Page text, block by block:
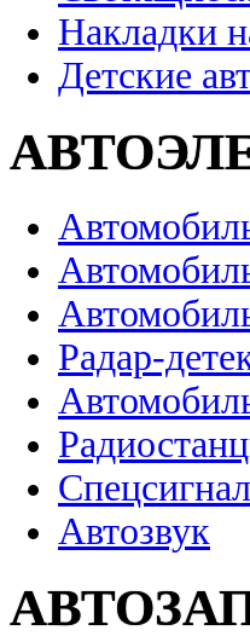
Накладки
Детские
Радар-
Автозвук